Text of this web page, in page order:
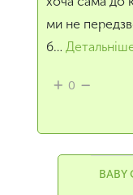
ми не
б…
0
BABY